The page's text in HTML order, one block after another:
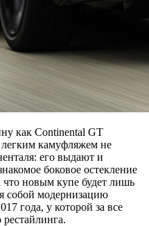
как Continental GT
легким камуфляжем не
его выдают и
боковое остекление
что новым купе будет лишь
собой модернизацию
года, у которой за все